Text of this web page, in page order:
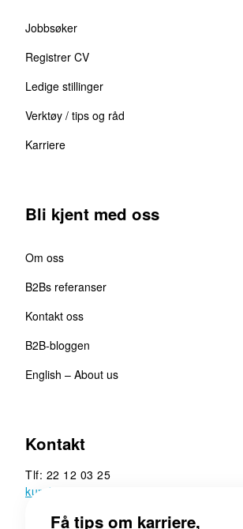
Jobbsøker
Registrer CV
Ledige stillinger
Verktøy / tips og råd
Karriere
Bli kjent med oss
Om oss
B2Bs referanser
Kontakt oss
B2B-bloggen
English – About us
Kontakt
Tlf: 22 12 03 25
kunde@b2b.no